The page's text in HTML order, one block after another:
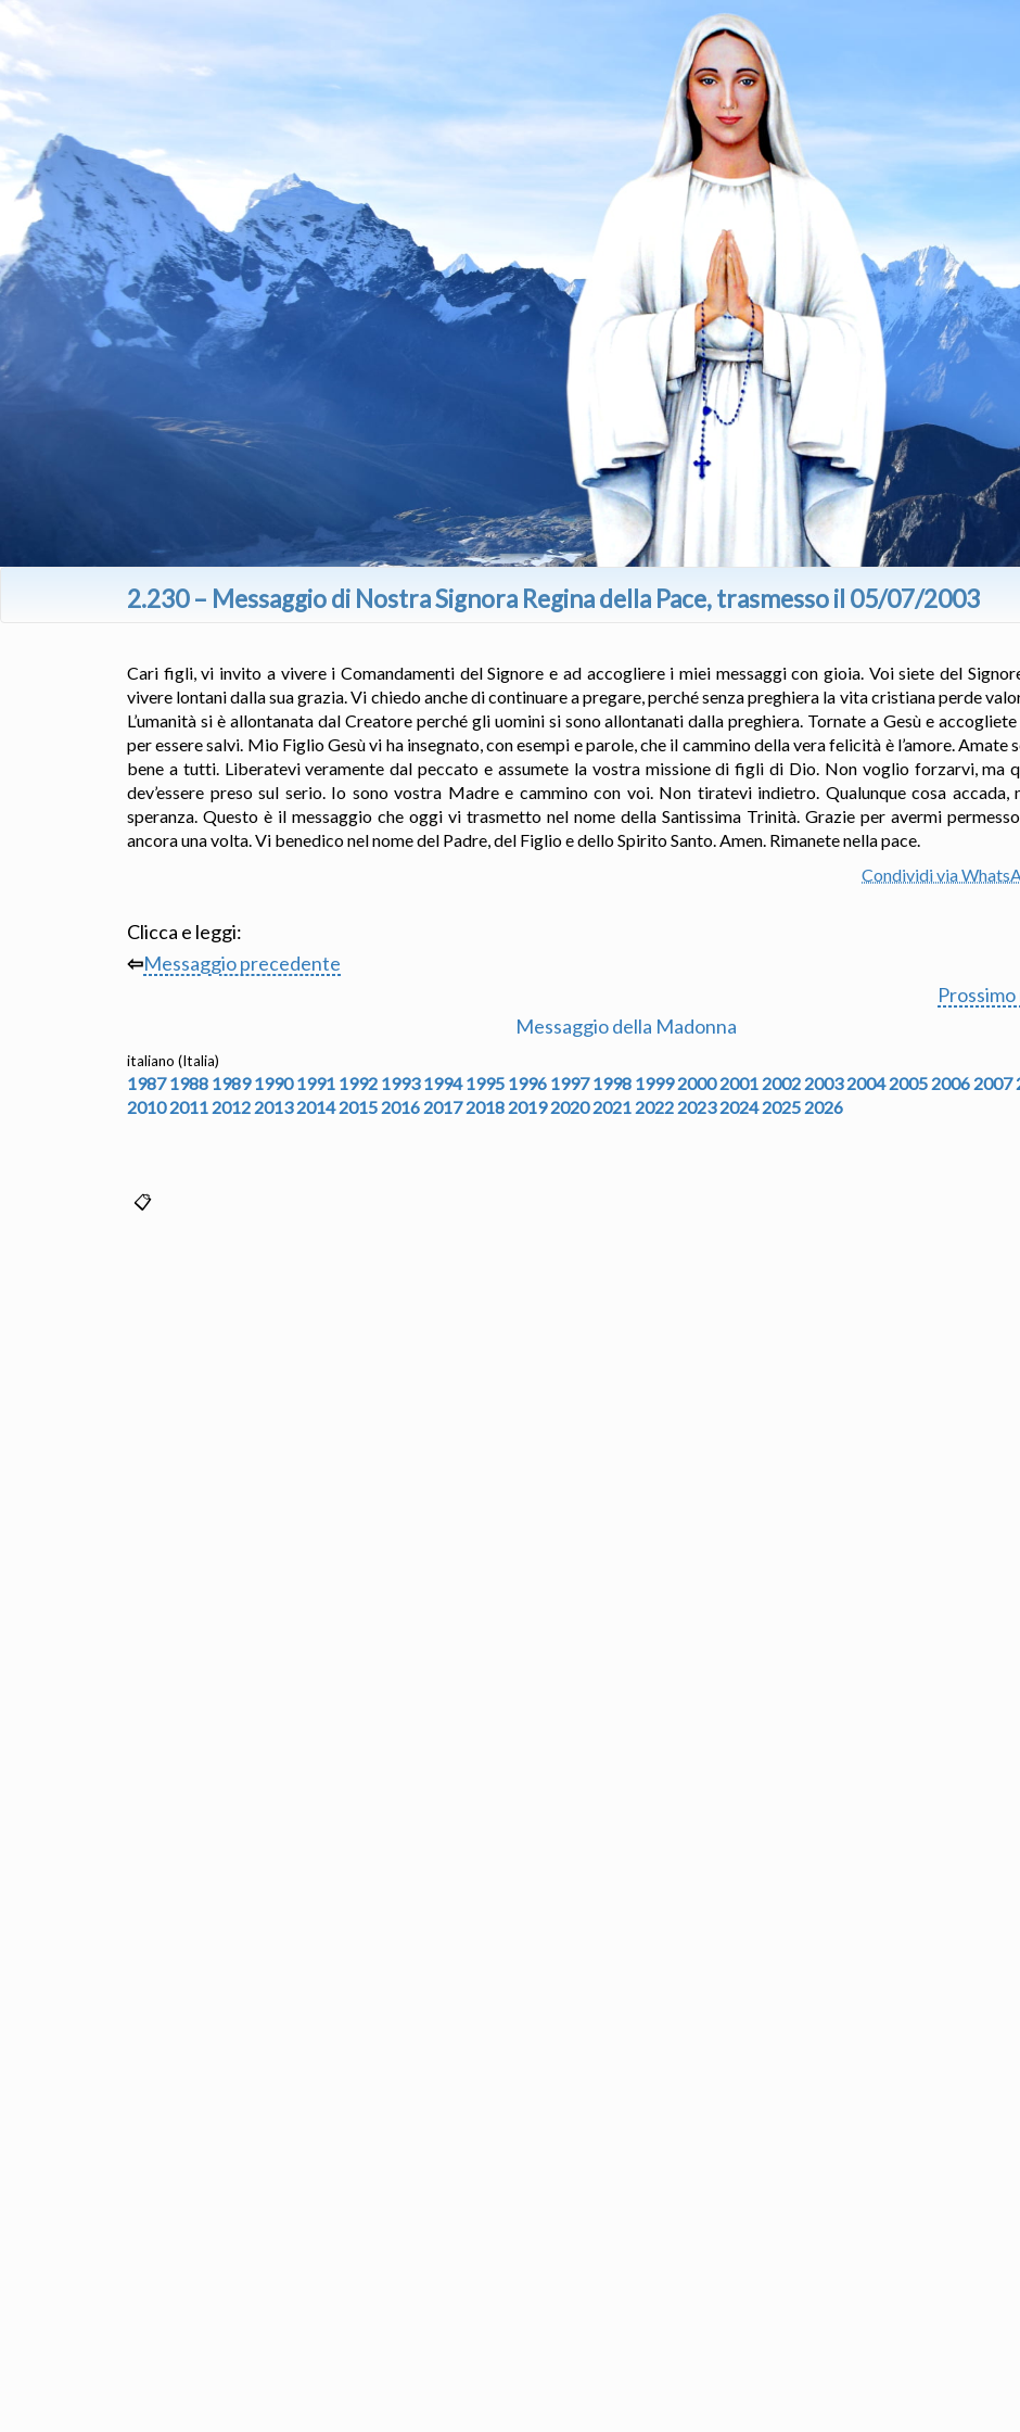
2.230 – Messaggio di Nostra Signora Regina della Pace, trasmesso il 05/07/2003
Cari figli, vi invito a vivere i Comandamenti del Signore e ad accogliere i miei messaggi con gioia. Voi siete del
vivere lontani dalla sua grazia. Vi chiedo anche di continuare a pregare, perché senza preghiera la vita cristiana perde
L’umanità si è allontanata dal Creatore perché gli uomini si sono allontanati dalla preghiera. Tornate a Gesù e
per essere salvi. Mio Figlio Gesù vi ha insegnato, con esempi e parole, che il cammino della vera felicità è l’amore. Amate
bene a tutti. Liberatevi veramente dal peccato e assumete la vostra missione di figli di Dio. Non voglio forzarvi, ma
dev’essere preso sul serio. Io sono vostra Madre e cammino con voi. Non tiratevi indietro. Qualunque cosa accada,
speranza. Questo è il messaggio che oggi vi trasmetto nel nome della Santissima Trinità. Grazie per avermi
ancora una volta. Vi benedico nel nome del Padre, del Figlio e dello Spirito Santo. Amen. Rimanete nella pace.
Condividi via
Clicca e leggi:
⇦Messaggio precedente
Messaggio della Madonna
italiano (Italia)
1987 1988 1989 1990 1991 1992 1993 1994 1995 1996 1997 1998 1999 2000 2001 2002 2003 2004 2005 2006 2007
2010 2011 2012 2013 2014 2015 2016 2017 2018 2019 2020 2021 2022 2023 2024 2025 2026